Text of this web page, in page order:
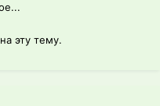
эту тему.